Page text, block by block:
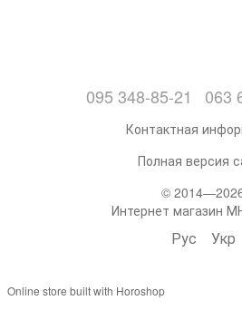
095 348-85-21 063
Контактная
Полная версия
©
Интернет магазин
Рус Укр
Online store built with Horoshop